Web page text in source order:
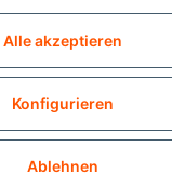
Alle akzeptieren
Konfigurieren
Ablehnen
Mitglied der Initiative
Vertrag widerrufen
MwSt.